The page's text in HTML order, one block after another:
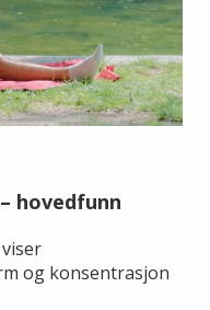
hovedfunn
og konsentrasjon